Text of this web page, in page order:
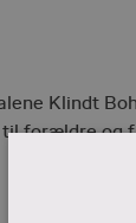
Klindt
forældre og